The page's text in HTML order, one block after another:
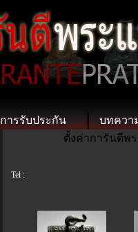
การรับประกัน บทควา
ตั้งค่าการันตีพร
Tel :